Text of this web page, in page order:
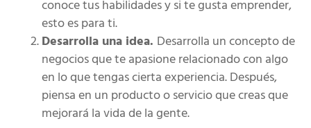
conoce tus habilidades y si te gusta emprender,
esto es para ti.
Desarrolla una idea. Desarrolla un concepto de
negocios que te apasione relacionado con algo
en lo que tengas cierta experiencia. Después,
piensa en un producto o servicio que creas que
mejorará la vida de la gente.